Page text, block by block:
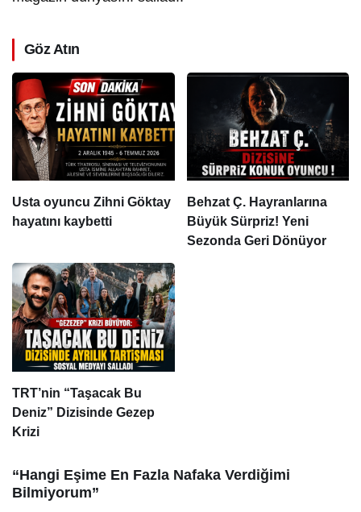
Göz Atın
Usta oyuncu Zihni Göktay
hayatını kaybetti
Behzat Ç. Hayranlarına
Büyük Sürpriz! Yeni
Sezonda Geri Dönüyor
TRT’nin “Taşacak Bu
Deniz” Dizisinde Gezep
Krizi
“Hangi Eşime En Fazla Nafaka Verdiğimi
Bilmiyorum”